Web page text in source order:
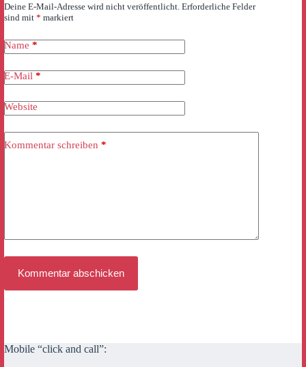
Deine E-Mail-Adresse wird nicht veröffentlicht. Erforderliche Felder
sind mit * markiert
Name *
E-Mail *
Website
Kommentar schreiben *
Kommentar abschicken
Mobile “click and call”: